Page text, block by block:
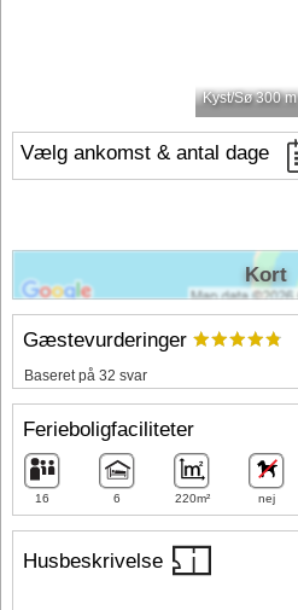
Kyst/Sø 300 m
Vælg ankomst & antal dage
Husbeskrivelse
Gæstevurderinger
Baseret på 32 svar
Ferieboligfaciliteter
16 6 220m² nej
Kort